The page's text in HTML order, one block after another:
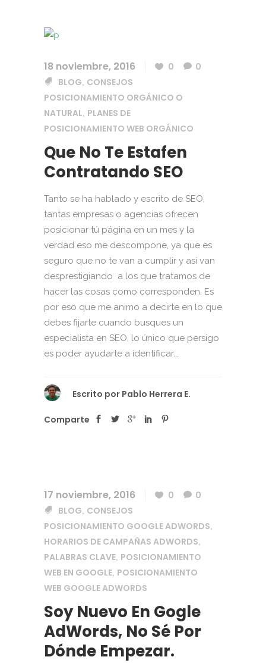
18 noviembre, 2016 0
0
BLOG, CONSEJOS
POSICIONAMIENTO ORGÁNICO O
NATURAL, PLANES DE
POSICIONAMIENTO WEB ORGÁNICO
Que No Te Estafen
Contratando SEO
Tanto se ha hablado y escrito de SEO,
tantas empresas o agencias ofrecen
posicionar tú página en un mes y la
verdad eso me descompone, ya que es
seguro que no te van a cumplir y así van
desprestigiando a los que tratamos de
hacer las cosas como corresponden. Es
por eso que me animo a decirte en lo que
debes fijarte cuando busques un
especialista en SEO, lo único que persigo
es poder ayudarte a identificar...
Escrito por Pablo Herrera E.
Comparte
17 noviembre, 2016 0
0
BLOG, CONSEJOS
POSICIONAMIENTO GOOGLE ADWORDS,
HORARIOS DE CAMPAÑAS ADWORDS,
PALABRAS CLAVE, POSICIONAMIENTO
WEB EN GOOGLE, POSICIONAMIENTO
WEB GOOGLE ADWORDS
Soy Nuevo En Gogle
AdWords, No Sé Por
Dónde Empezar.